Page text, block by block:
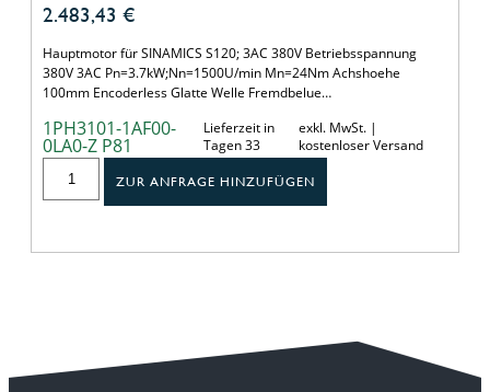
2.483,43 €
Hauptmotor für SINAMICS S120; 3AC 380V Betriebsspannung
380V 3AC Pn=3.7kW;Nn=1500U/min Mn=24Nm Achshoehe
100mm Encoderless Glatte Welle Fremdbelue…
1PH3101-1AF00-
0LA0-Z P81
Lieferzeit in
Tagen 33
exkl. MwSt. |
kostenloser Versand
ZUR ANFRAGE HINZUFÜGEN